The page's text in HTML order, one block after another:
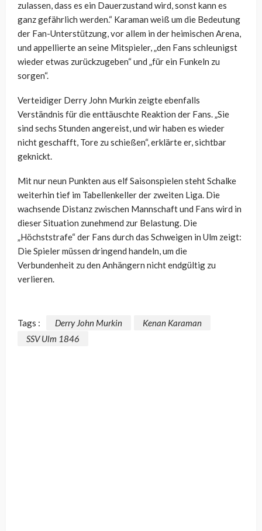
zulassen, dass es ein Dauerzustand wird, sonst kann es
ganz gefährlich werden.“ Karaman weiß um die Bedeutung
der Fan-Unterstützung, vor allem in der heimischen Arena,
und appellierte an seine Mitspieler, „den Fans schleunigst
wieder etwas zurückzugeben“ und „für ein Funkeln zu
sorgen“.
Verteidiger Derry John Murkin zeigte ebenfalls
Verständnis für die enttäuschte Reaktion der Fans. „Sie
sind sechs Stunden angereist, und wir haben es wieder
nicht geschafft, Tore zu schießen“, erklärte er, sichtbar
geknickt.
Mit nur neun Punkten aus elf Saisonspielen steht Schalke
weiterhin tief im Tabellenkeller der zweiten Liga. Die
wachsende Distanz zwischen Mannschaft und Fans wird in
dieser Situation zunehmend zur Belastung. Die
„Höchststrafe“ der Fans durch das Schweigen in Ulm zeigt:
Die Spieler müssen dringend handeln, um die
Verbundenheit zu den Anhängern nicht endgültig zu
verlieren.
Tags : Derry John Murkin
Kenan Karaman
SSV Ulm 1846